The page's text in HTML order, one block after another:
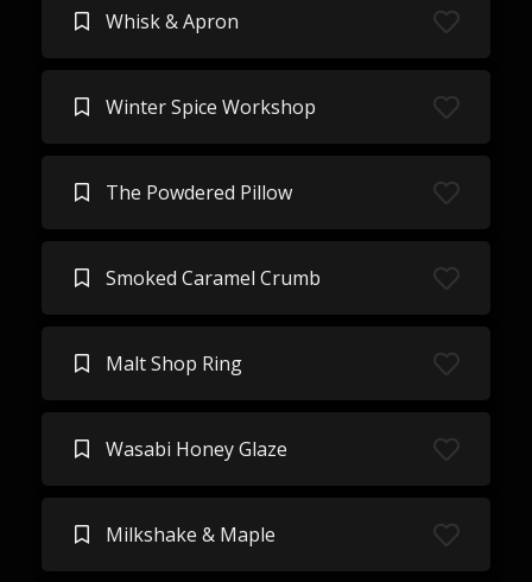
Whisk & Apron
Winter Spice Workshop
The Powdered Pillow
Smoked Caramel Crumb
Malt Shop Ring
Wasabi Honey Glaze
Milkshake & Maple